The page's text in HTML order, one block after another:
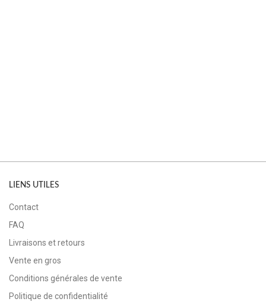
LIENS UTILES
Contact
FAQ
Livraisons et retours
Vente en gros
Conditions générales de vente
Politique de confidentialité